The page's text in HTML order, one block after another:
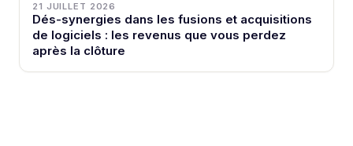
21 JUILLET 2026
Dés-synergies dans les fusions et acquisitions
de logiciels : les revenus que vous perdez
après la clôture